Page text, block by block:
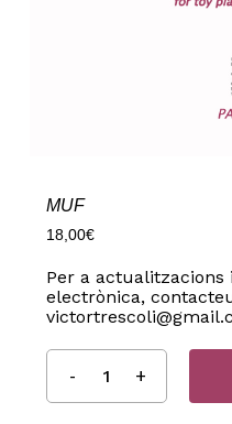
MUF
18,00€
Per a
electrònica,